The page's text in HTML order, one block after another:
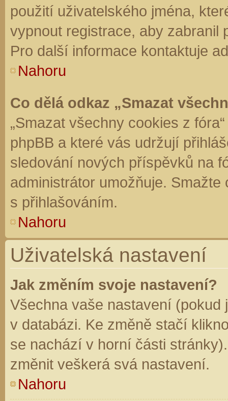
použití uživatelského jména,
vypnout registrace, aby zabranil
Pro další informace kontaktuje
Nahoru
Co dělá odkaz „Smazat
„Smazat všechny cookies z
phpBB a které vás udržují
sledování nových příspěvků na
administrátor umožňuje.
s přihlašováním.
Nahoru
Uživatelská nastavení
Jak změním svoje nastavení?
Všechna vaše nastavení (pokud
v databázi. Ke změně stačí
se nachází v horní části
změnit veškerá svá nastavení.
Nahoru